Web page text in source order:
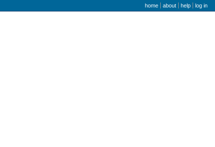
user menu
home about help log in